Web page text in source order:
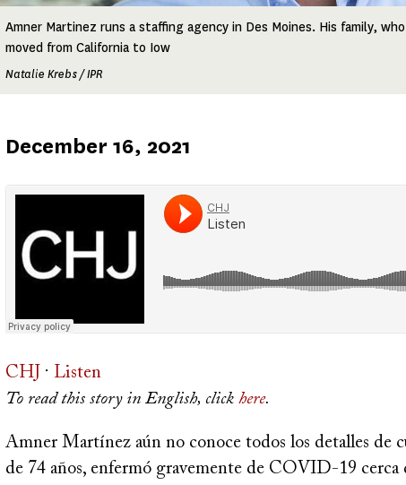
Amner Martinez runs a staffing agency in Des Moines. His family,
moved from California to Iow
Natalie Krebs / IPR
Published
on
December 16, 2021
CHJ · Listen
To read this story in English, click here.
Amner Martínez aún no conoce todos los detalles de
de 74 años, enfermó gravemente de COVID-19 cerca